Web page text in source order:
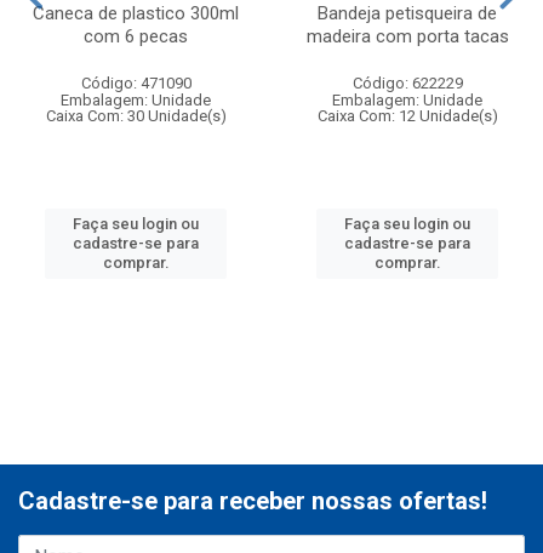
Caneca de plastico 300ml
com 6 pecas
Código: 471090
Embalagem: Unidade
Caixa Com: 30 Unidade(s)
Faça seu login ou
cadastre-se para
comprar.
Bandeja petisqueira de
madeira com porta tacas
Código: 622229
Embalagem: Unidade
Caixa Com: 12 Unidade(s)
Faça seu login ou
cadastre-se para
comprar.
Cadastre-se para receber nossas ofertas!